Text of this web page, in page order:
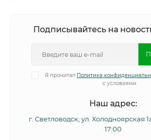
Подписывайтесь на
Я прочитал Политика
с условиями
Наш адрес:
г. Светловодск, ул. Холодноярская
17:00